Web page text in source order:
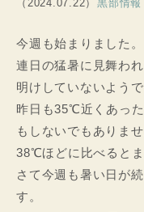
（2024.07.22） 黒部情報
今週も始まりました。
連日の猛暑に見舞わ
明けしていないようで
昨日も35℃近くあっ
もしないでもありませ
38℃ほどに比べると
さて今週も暑い日が
す。